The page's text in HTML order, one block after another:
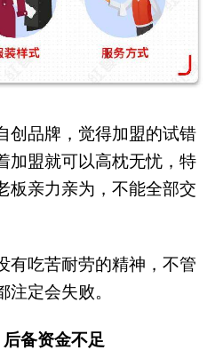
创品牌，觉得加盟的试错
加盟就可以高枕无忧，特
板亲力亲为，不能全部交
有吃苦耐劳的精神，不管
定会失败。
备资金不足